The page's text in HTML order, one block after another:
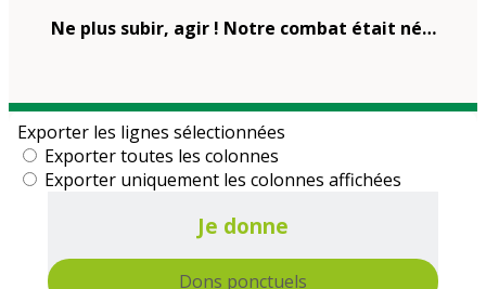
Ne plus subir, agir ! Notre combat était né…